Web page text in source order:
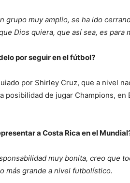
grupo muy amplio, se ha ido
Dios quiera, que así sea, es para
por seguir en el fútbol?
por Shirley Cruz, que a nivel
posibilidad de jugar Champions, en
a Costa Rica en el
muy bonita, creo que
más grande a nivel futbolístico.